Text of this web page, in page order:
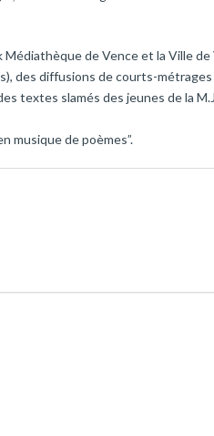
de Vence et la Ville
des diffusions de courts-métrages
textes slamés des jeunes de la
musique de poèmes”.